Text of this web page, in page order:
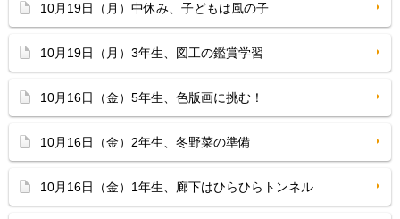
10月19日（月）中休み、子どもは風の子
10月19日（月）3年生、図工の鑑賞学習
10月16日（金）5年生、色版画に挑む！
10月16日（金）2年生、冬野菜の準備
10月16日（金）1年生、廊下はひらひらトンネル